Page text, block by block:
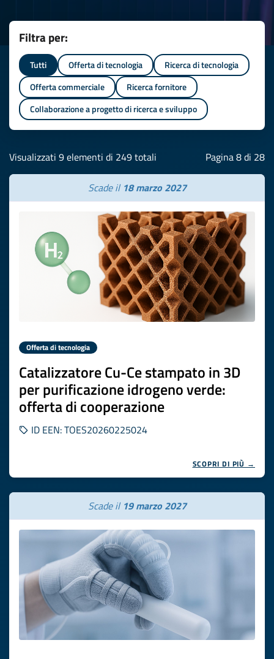
Filtra per:
Tutti Offerta di tecnologia
Ricerca di tecnologia
Offerta commerciale
Ricerca fornitore
Collaborazione a progetto di ricerca e sviluppo
Visualizzati 9 elementi di 249 totali Pagina 8 di 28
Scade il 18 marzo 2027
Offerta di tecnologia
Catalizzatore Cu-Ce stampato in 3D
per purificazione idrogeno verde:
offerta di cooperazione
ID EEN: TOES20260225024
SCOPRI DI PIÙ →
Scade il 19 marzo 2027